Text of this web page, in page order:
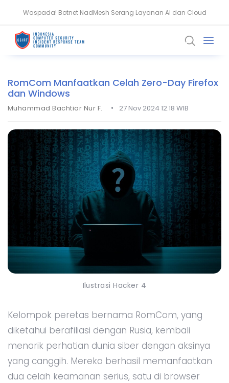
Waspada! Botnet NadMesh Serang Layanan AI dan Cloud
Waspada! Tujuh Paket npm Vite Dipakai Sebarkan Malware RAT
RomCom Manfaatkan Celah Zero-Day Firefox
dan Windows
Muhammad Bachtiar Nur F. • 27 Nov 2024 12.18 WIB
Ilustrasi Hacker 4
Kelompok peretas bernama RomCom, yang
diketahui berafiliasi dengan Rusia, kembali
menarik perhatian dunia siber dengan aksinya
yang canggih. Mereka berhasil memanfaatkan
dua celah keamanan serius, satu di browser